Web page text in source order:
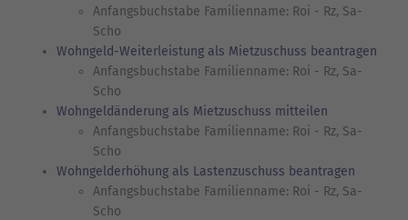
Anfangsbuchstabe Familienname: Roi - Rz, Sa-
Scho
Wohngeld-Weiterleistung als Mietzuschuss beantragen
Anfangsbuchstabe Familienname: Roi - Rz, Sa-
Scho
Wohngeldänderung als Mietzuschuss mitteilen
Anfangsbuchstabe Familienname: Roi - Rz, Sa-
Scho
Wohngelderhöhung als Lastenzuschuss beantragen
Anfangsbuchstabe Familienname: Roi - Rz, Sa-
Scho